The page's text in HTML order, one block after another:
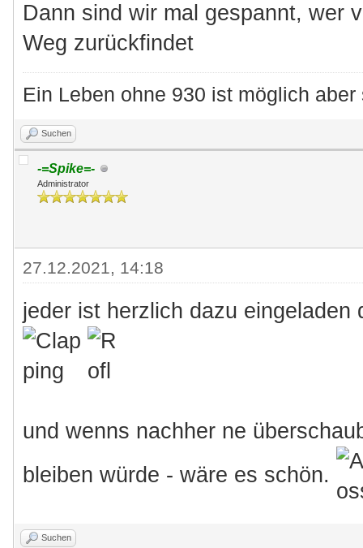
Dann sind wir mal gespannt, wer
Weg zurückfindet
Ein Leben ohne 930 ist möglich aber
Suchen
-=Spike=-
Administrator
27.12.2021, 14:18
jeder ist herzlich dazu eingeladen
und wenns nachher ne
bleiben würde - wäre es schön.
Suchen